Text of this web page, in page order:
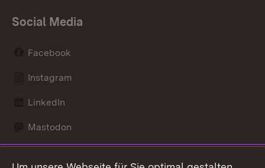
Social Media
Facebook
Instagram
LinkedIn
Mastodon